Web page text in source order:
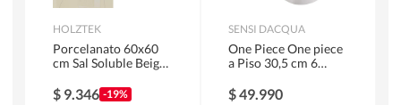
HOLZTEK
Porcelanato 60x60
cm Sal Soluble Beige
$ 9.346 -19%
SENSI DACQUA
One Piece One piece
a Piso 30,5 cm 6
$49.990